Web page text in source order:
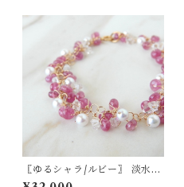
〖ゆるシャラ/ルビー〗 淡水パ
ール ハーキマーダイヤモンド